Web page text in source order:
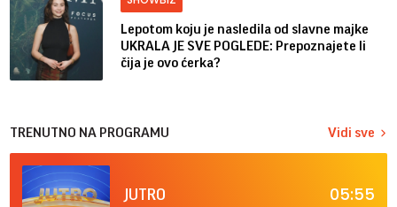
Lepotom koju je nasledila od slavne majke
UKRALA JE SVE POGLEDE: Prepoznajete li
čija je ovo ćerka?
TRENUTNO NA PROGRAMU Vidi sve
JUTRO 05:55